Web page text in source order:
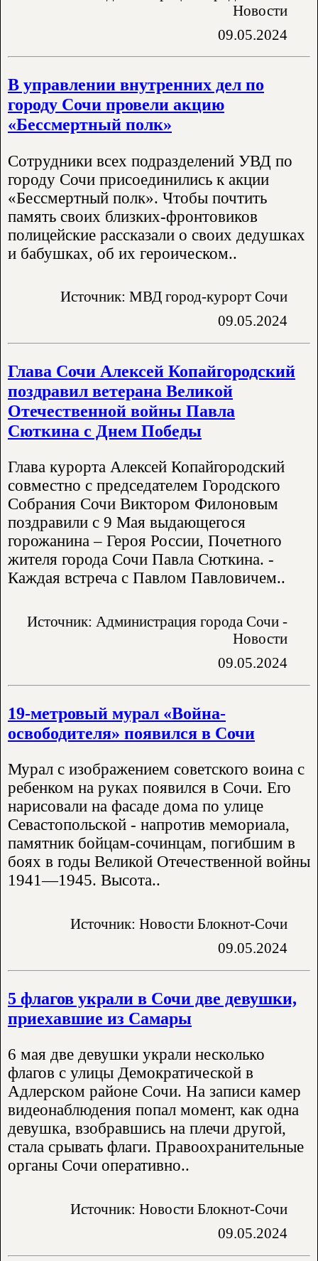
Новости
09.05.2024
В управлении внутренних дел по
городу Сочи провели акцию
«Бессмертный полк»
Сотрудники всех подразделений УВД по
городу Сочи присоединились к акции
«Бессмертный полк». Чтобы почтить
память своих близких-фронтовиков
полицейские рассказали о своих дедушках
и бабушках, об их героическом..
Источник: МВД город-курорт Сочи
09.05.2024
Глава Сочи Алексей Копайгородский
поздравил ветерана Великой
Отечественной войны Павла
Сюткина с Днем Победы
Глава курорта Алексей Копайгородский
совместно с председателем Городского
Собрания Сочи Виктором Филоновым
поздравили с 9 Мая выдающегося
горожанина – Героя России, Почетного
жителя города Сочи Павла Сюткина. -
Каждая встреча с Павлом Павловичем..
Источник: Администрация города Сочи -
Новости
09.05.2024
19-метровый мурал «Война-
освободителя» появился в Сочи
Мурал с изображением советского воина с
ребенком на руках появился в Сочи. Его
нарисовали на фасаде дома по улице
Севастопольской - напротив мемориала,
памятник бойцам-сочинцам, погибшим в
боях в годы Великой Отечественной войны
1941—1945. Высота..
Источник: Новости Блокнот-Сочи
09.05.2024
5 флагов украли в Сочи две девушки,
приехавшие из Самары
6 мая две девушки украли несколько
флагов с улицы Демократической в
Адлерском районе Сочи. На записи камер
видеонаблюдения попал момент, как одна
девушка, взобравшись на плечи другой,
стала срывать флаги. Правоохранительные
органы Сочи оперативно..
Источник: Новости Блокнот-Сочи
09.05.2024